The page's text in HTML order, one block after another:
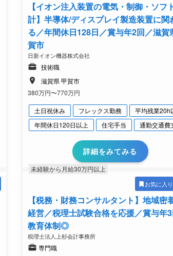
【イオン注入装置の電気・制御・ソフ
計】半導体/ディスプレイ製造装置に関
る／年間休日128日／賞与年2回／滋賀
賀市
日新イオン機器株式会社
技術職
滋賀県 甲賀市
380万円〜770万円
土日祝休み フレックス勤務
平均残業20h
年間休日120日以上
住宅手当 通勤交通費
詳細をみてみる
未経験から月給30万円以上
お気に入
【税務・財務コンサルタント】地域密
経営／税理士試験合格を応援／賞与年
教育体制◎
税理士法人上杉会計事務所
専門職